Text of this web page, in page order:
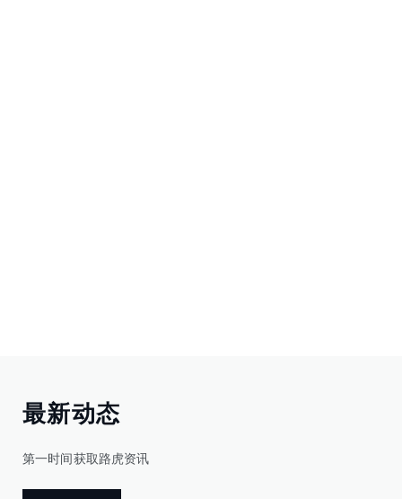
最新动态
第一时间获取路虎资讯